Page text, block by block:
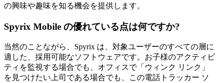
の興味や趣味を知る機会を提供します。
Spyrix Mobile の優れている点は何ですか?
当然のことながら、Spyrix は、対象ユーザーのすべての層に
適した、採用可能なソフトウェアです。お子様のアクティビ
ティを監視する場合でも、オフィスで「ウィンク リンク」
を見つけたい上司である場合でも、この電話トラッカー ソ